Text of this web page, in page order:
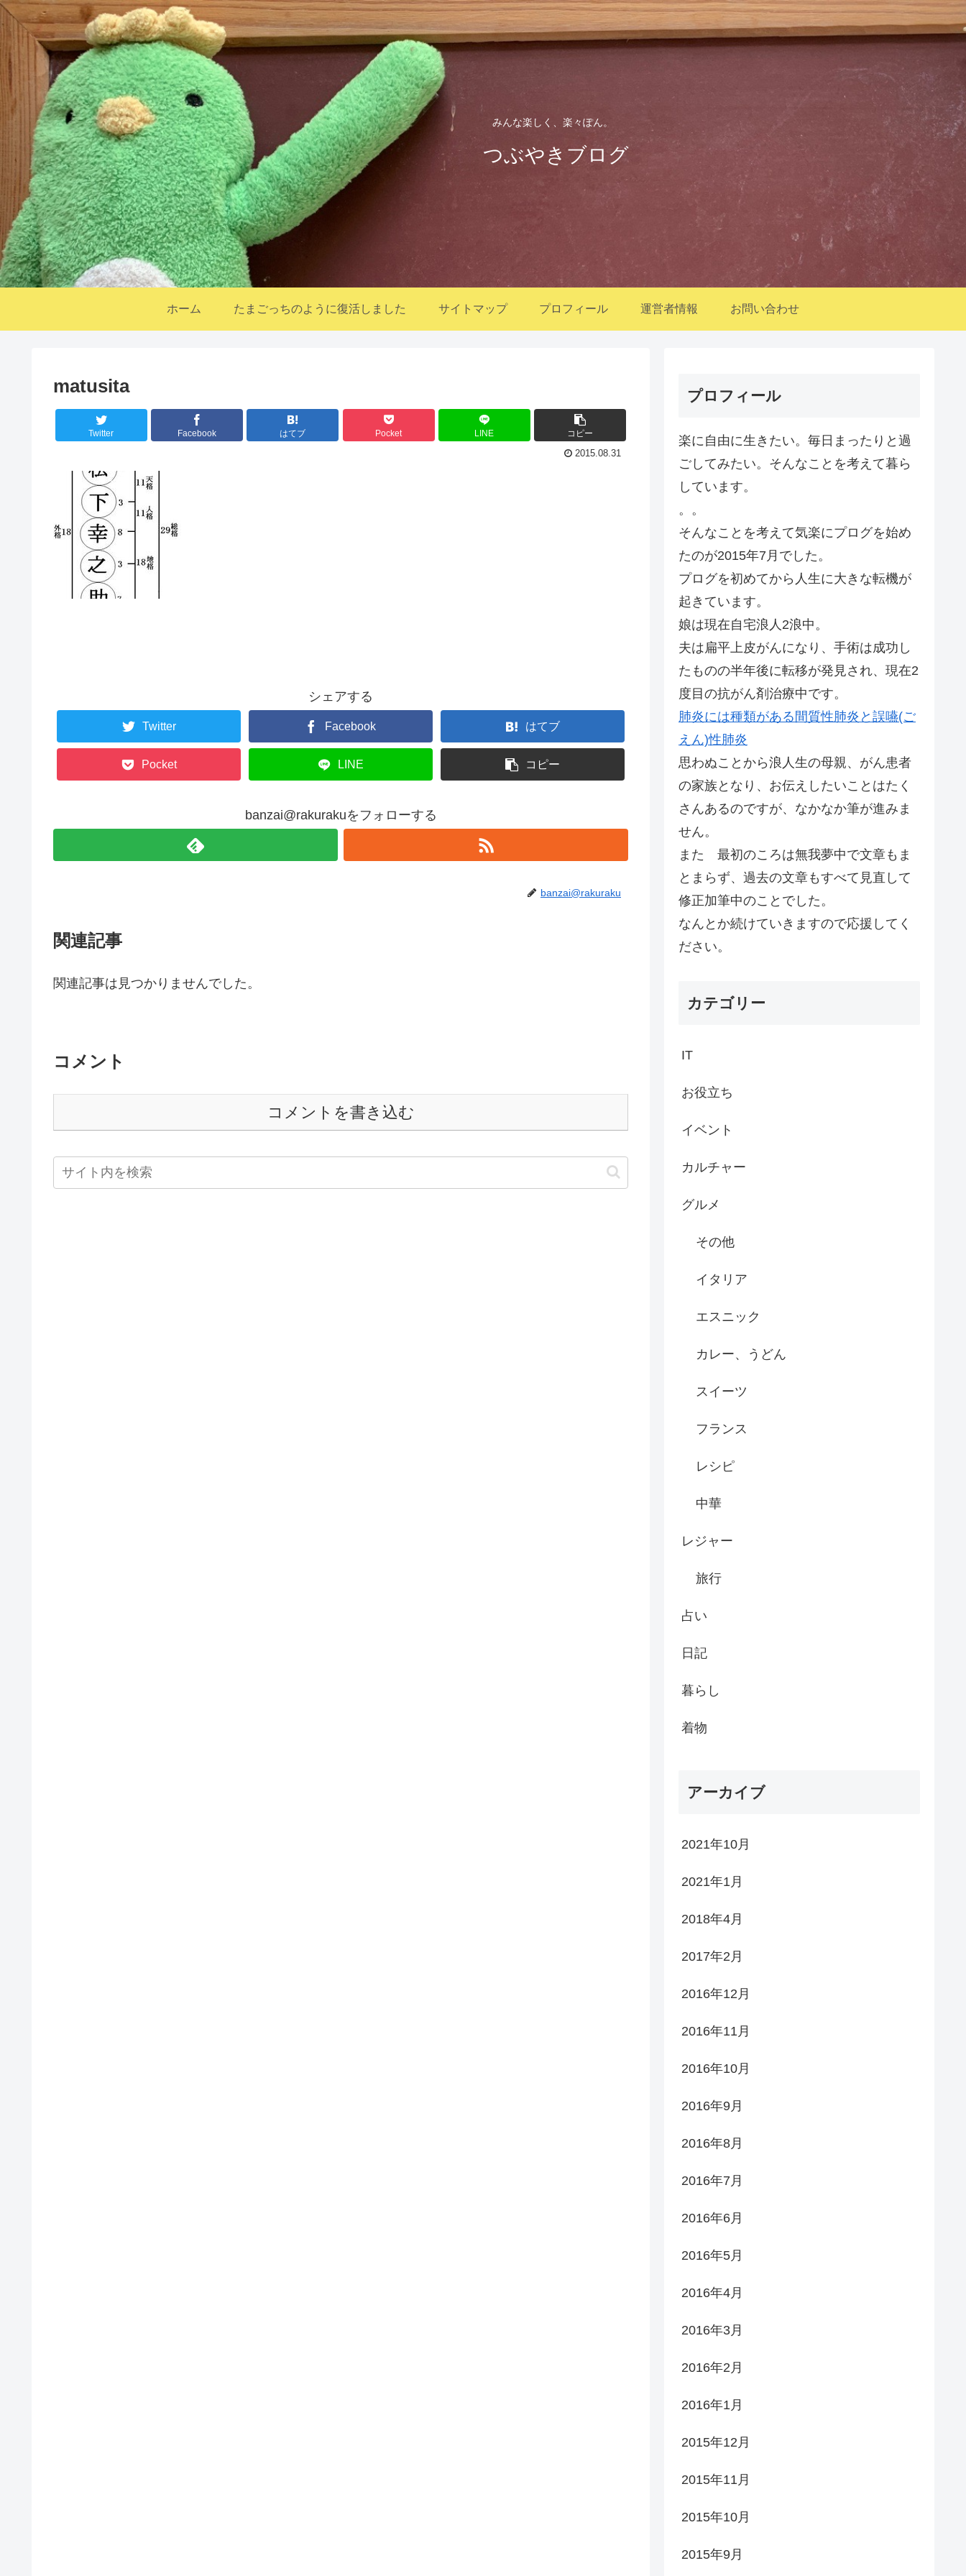
みんな楽しく、楽々ぽん。
つぶやきブログ
ホーム たまごっちのように復活しました サイトマップ プロフィール 運営者情報 お問い合わせ
matusita
Twitter Facebook はてブ Pocket LINE コピー
2015.08.31
シェアする
Twitter Facebook はてブ
Pocket LINE コピー
banzai@rakurakuをフォローする
banzai@rakuraku
関連記事
関連記事は見つかりませんでした。
コメント
コメントを書き込む
プロフィール
楽に自由に生きたい。毎日まったりと過
ごしてみたい。そんなことを考えて暮ら
しています。
。。
そんなことを考えて気楽にプログを始め
たのが2015年7月でした。
プログを初めてから人生に大きな転機が
起きています。
娘は現在自宅浪人2浪中。
夫は扁平上皮がんになり、手術は成功し
たものの半年後に転移が発見され、現在2
度目の抗がん剤治療中です。
肺炎には種類がある間質性肺炎と誤嚥(ご
えん)性肺炎
思わぬことから浪人生の母親、がん患者
の家族となり、お伝えしたいことはたく
さんあるのですが、なかなか筆が進みま
せん。
また 最初のころは無我夢中で文章もま
とまらず、過去の文章もすべて見直して
修正加筆中のことでした。
なんとか続けていきますので応援してく
ださい。
カテゴリー
IT
お役立ち
イベント
カルチャー
グルメ
その他
イタリア
エスニック
カレー、うどん
スイーツ
フランス
レシピ
中華
レジャー
旅行
占い
日記
暮らし
着物
アーカイブ
2021年10月
2021年1月
2018年4月
2017年2月
2016年12月
2016年11月
2016年10月
2016年9月
2016年8月
2016年7月
2016年6月
2016年5月
2016年4月
2016年3月
2016年2月
2016年1月
2015年12月
2015年11月
2015年10月
2015年9月